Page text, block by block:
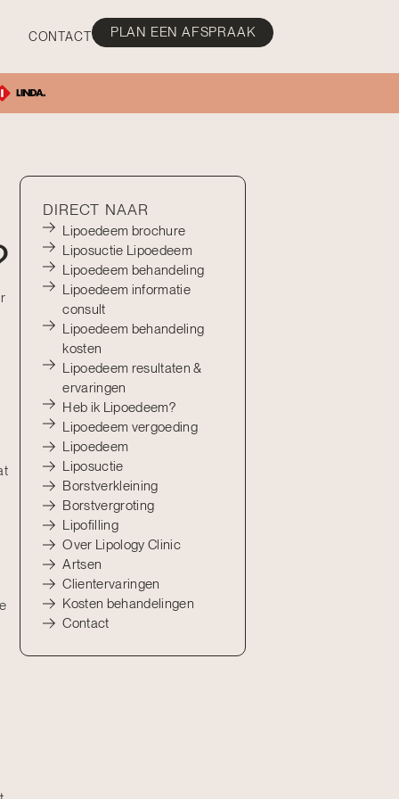
CONTACT PLAN EEN AFSPRAAK
DIRECT NAAR
Lipoedeem brochure
Liposuctie Lipoedeem
Lipoedeem behandeling
Lipoedeem informatie
consult
Lipoedeem behandeling
kosten
Lipoedeem resultaten &
ervaringen
Heb ik Lipoedeem?
Lipoedeem vergoeding
Lipoedeem
Liposuctie
Borstverkleining
Borstvergroting
Lipofilling
Over Lipology Clinic
Artsen
Clientervaringen
Kosten behandelingen
Contact